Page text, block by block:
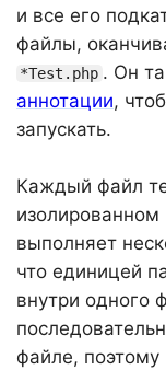
и все его
файлы,
*Test.php . Он
аннотации,
запускать.
Каждый файл
изолированном
выполняет
что единицей
внутри одного
файле,